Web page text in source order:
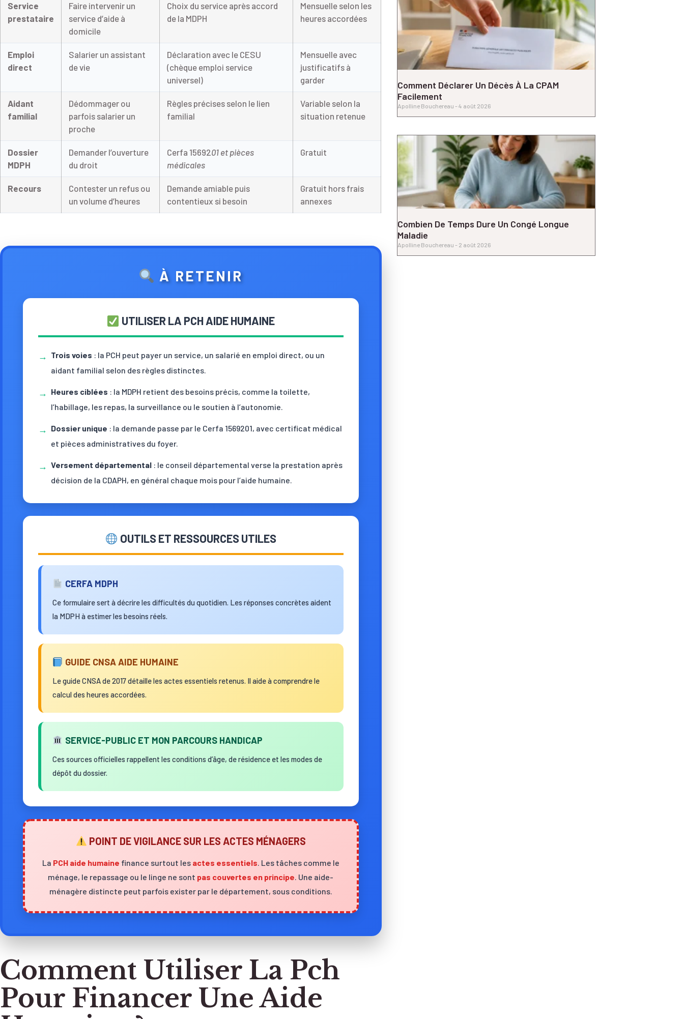
Service
prestataire
Faire intervenir un
service d’aide à
domicile
Choix du service après accord
de la MDPH
Mensuelle selon les
heures accordées
Emploi
direct
Salarier un assistant
de vie
Déclaration avec le CESU
(chèque emploi service
universel)
Mensuelle avec
justificatifs à
garder
Aidant
familial
Dédommager ou
parfois salarier un
proche
Règles précises selon le lien
familial
Variable selon la
situation retenue
Dossier
MDPH
Demander l’ouverture
du droit
Cerfa 1569201 et pièces
médicales
Gratuit
Recours
Contester un refus ou
un volume d’heures
Demande amiable puis
contentieux si besoin
Gratuit hors frais
annexes
À RETENIR
UTILISER LA PCH AIDE HUMAINE
→ Trois voies : la PCH peut payer un service, un salarié en emploi direct, ou un
aidant familial selon des règles distinctes.
→ Heures ciblées : la MDPH retient des besoins précis, comme la toilette,
l’habillage, les repas, la surveillance ou le soutien à l’autonomie.
→ Dossier unique : la demande passe par le Cerfa 1569201, avec certificat médical
et pièces administratives du foyer.
→ Versement départemental : le conseil départemental verse la prestation après
décision de la CDAPH, en général chaque mois pour l’aide humaine.
OUTILS ET RESSOURCES UTILES
CERFA MDPH
Ce formulaire sert à décrire les difficultés du quotidien. Les réponses concrètes aident
la MDPH à estimer les besoins réels.
GUIDE CNSA AIDE HUMAINE
Le guide CNSA de 2017 détaille les actes essentiels retenus. Il aide à comprendre le
calcul des heures accordées.
SERVICE-PUBLIC ET MON PARCOURS HANDICAP
Ces sources officielles rappellent les conditions d’âge, de résidence et les modes de
dépôt du dossier.
POINT DE VIGILANCE SUR LES ACTES MÉNAGERS
La PCH aide humaine finance surtout les actes essentiels. Les tâches comme le
ménage, le repassage ou le linge ne sont pas couvertes en principe. Une aide-
ménagère distincte peut parfois exister par le département, sous conditions.
Comment Utiliser La Pch
Pour Financer Une Aide
Comment Déclarer Un Décès À La CPAM
Facilement
Apolline Bouchereau 4 août 2026
Combien De Temps Dure Un Congé Longue
Maladie
Apolline Bouchereau 2 août 2026